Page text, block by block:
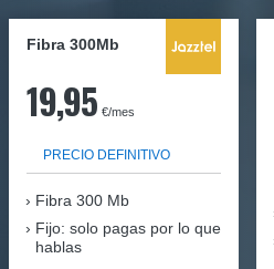
Fibra 300Mb
19,95 €/mes
PRECIO DEFINITIVO
Fibra 300 Mb
Fijo: solo pagas por lo que
hablas